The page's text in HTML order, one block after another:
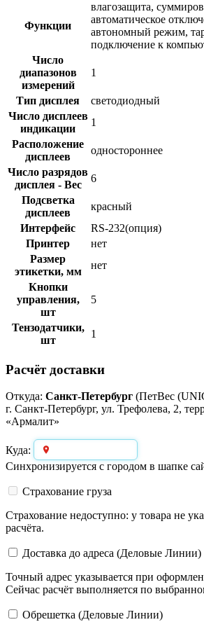
Функции
влагозащита,
автоматическое
автономный режим,
подключение к
Число
диапазонов
измерений
1
Тип дисплея
светодиодный
Число дисплеев
индикации
1
Расположение
дисплеев
одностороннее
Число разрядов
дисплея - Вес
6
Подсветка
дисплеев
красный
Интерфейс
RS-232(опция)
Принтер
нет
Размер
этикетки, мм
нет
Кнопки
управления,
шт
5
Тензодатчики,
шт
1
Расчёт доставки
Откуда: Санкт-Петербург (ПетВес
г. Санкт-Петербург, ул. Трефолева, 2,
«Армалит»
Куда:
Синхронизируется с городом в шапке
Страхование груза
Страхование недоступно: у товара не
расчёта.
Доставка до адреса (Деловые Линии)
Точный адрес указывается при
Сейчас расчёт выполняется по
Обрешетка (Деловые Линии)